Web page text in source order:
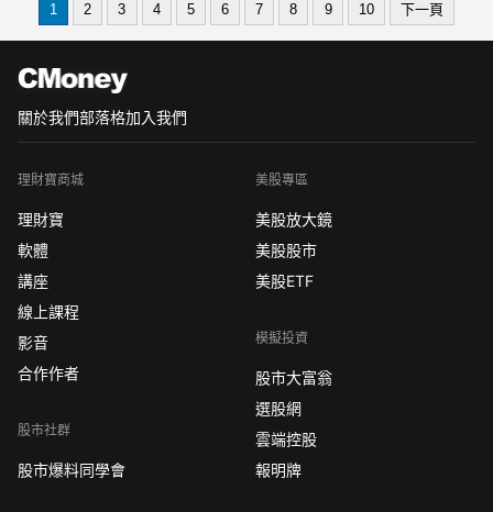
在默默升級這波 AI 伺服器帶動的投資浪
1 2 3 4 5 6 7 8 9 10 下一頁
關於我們部落格加入我們
理財寶商城
理財寶
軟體
講座
線上課程
影音
合作作者
股市社群
股市爆料同學會
美股專區
美股放大鏡
美股股市
美股ETF
模擬投資
股市大富翁
選股網
雲端控股
報明牌